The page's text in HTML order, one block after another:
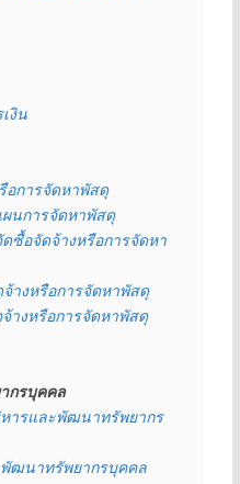
งิน
อการจัดหาพัสดุ
นการจัดหาพัสดุ
ซื้อจัดจ้างหรือการจัดหา
างหรือการจัดหาพัสดุ
างหรือการจัดหาพัสดุ
กรบุคคล
ารและพัฒนาทรัพยากร
ฒนาทรัพยากรบุคคล